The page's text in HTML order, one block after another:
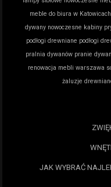
meble do biura w Katowicach
dywany nowoczesne kabiny
podłogi drewniane podłogi
pralnia dywanów pranie
renowacja mebli warszawa
żaluzje
JAK WYBRAĆ